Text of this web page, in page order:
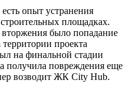
опыт устранения
площадках.
было попадание
проекта
на финальной стадии
получила повреждения еще
возводит ЖК City Hub.